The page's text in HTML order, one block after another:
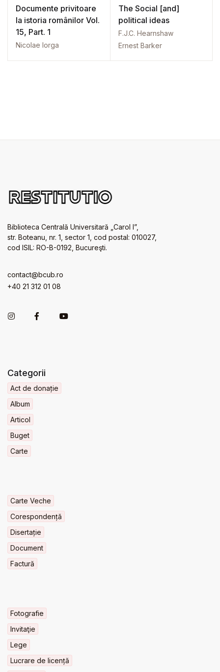
Documente privitoare
la istoria românilor Vol.
15, Part. 1
Nicolae Iorga
The Social [and]
political ideas
F.J.C. Hearnshaw
Ernest Barker
Biblioteca Centrală Universitară „Carol I”,
str. Boteanu, nr. 1, sector 1, cod postal: 010027,
cod ISIL: RO-B-0192, Bucureşti.
contact@bcub.ro
+40 21 312 01 08
Categorii
Act de donație
Album
Articol
Buget
Carte
Carte Veche
Corespondență
Disertație
Document
Factură
Fotografie
Invitaţie
Lege
Lucrare de licență